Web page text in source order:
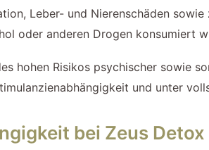
Leber- und Nierenschäden
oder anderen Drogen konsumiert
hohen Risikos psychischer sowie
und unter
bei Zeus Detox